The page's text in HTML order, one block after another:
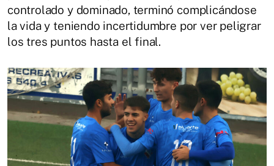
controlado y dominado, terminó complicándose
la vida y teniendo incertidumbre por ver peligrar
los tres puntos hasta el final.